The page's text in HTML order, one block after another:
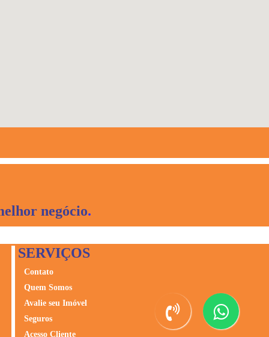
negócio.
SERVIÇOS
Contato
Quem Somos
Avalie seu Imóvel
Seguros
Acesso Cliente